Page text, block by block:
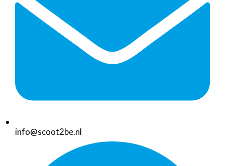
info@scoot2be.nl